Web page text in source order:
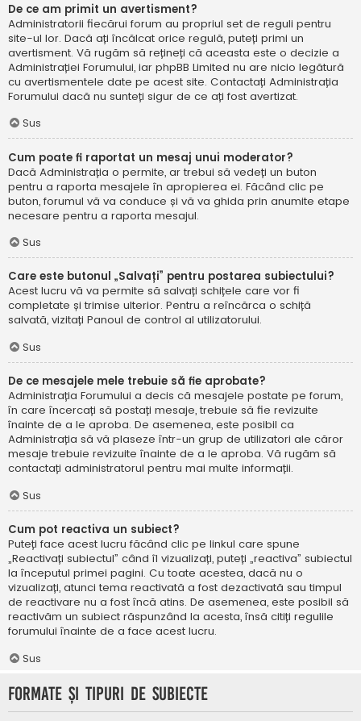
De ce am primit un avertisment?
Administratorii fiecărui forum au propriul set de reguli pentru
site-ul lor. Dacă ați încălcat orice regulă, puteți primi un
avertisment. Vă rugăm să rețineți că aceasta este o decizie a
Administrației Forumului, iar phpBB Limited nu are nicio legătură
cu avertismentele date pe acest site. Contactați Administrația
Forumului dacă nu sunteți sigur de ce ați fost avertizat.
Sus
Cum poate fi raportat un mesaj unui moderator?
Dacă Administrația o permite, ar trebui să vedeți un buton
pentru a raporta mesajele în apropierea ei. Făcând clic pe
buton, forumul vă va conduce și vă va ghida prin anumite etape
necesare pentru a raporta mesajul.
Sus
Care este butonul „Salvați” pentru postarea subiectului?
Acest lucru vă va permite să salvați schițele care vor fi
completate și trimise ulterior. Pentru a reîncărca o schiță
salvată, vizitați Panoul de control al utilizatorului.
Sus
De ce mesajele mele trebuie să fie aprobate?
Administrația Forumului a decis că mesajele postate pe forum,
în care încercați să postați mesaje, trebuie să fie revizuite
înainte de a le aproba. De asemenea, este posibil ca
Administrația să vă plaseze într-un grup de utilizatori ale căror
mesaje trebuie revizuite înainte de a le aproba. Vă rugăm să
contactați administratorul pentru mai multe informații.
Sus
Cum pot reactiva un subiect?
Puteți face acest lucru făcând clic pe linkul care spune
„Reactivați subiectul” când îl vizualizați, puteți „reactiva” subiectul
la începutul primei pagini. Cu toate acestea, dacă nu o
vizualizați, atunci tema reactivată a fost dezactivată sau timpul
de reactivare nu a fost încă atins. De asemenea, este posibil să
reactivăm un subiect răspunzând la acesta, însă citiți regulile
forumului înainte de a face acest lucru.
Sus
Formate și tipuri de subiecte